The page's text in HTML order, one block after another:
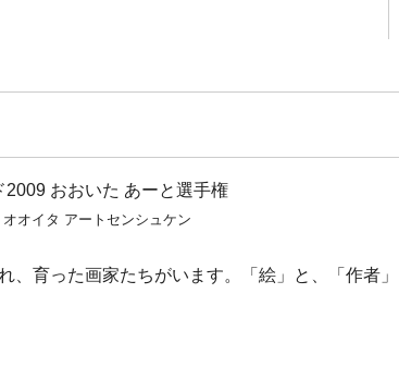
おおいた あーと選手権
オイタ アートセンシュケン
、育った画家たちがいます。「絵」と、「作者